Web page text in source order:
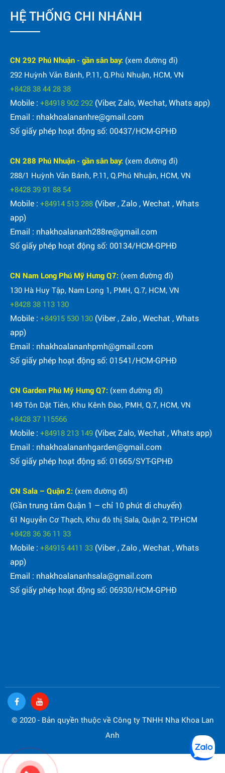
HỆ THỐNG CHI NHÁNH
CN 292 Phú Nhuận - gần sân bay: (xem đường đi)
292 Huỳnh Văn Bánh, P.11, Q.Phú Nhuận, HCM, VN
+8428 38 44 28 38
Mobile : +84918 902 292 (Viber, Zalo, Wechat, Whats app)
Email : nhakhoalananhre@gmail.com
Số giấy phép hoạt động số: 00437/HCM-GPHĐ
CN 288 Phú Nhuận - gần sân bay: (xem đường đi)
288/1 Huỳnh Văn Bánh, P.11, Q.Phú Nhuận, HCM, VN
+8428 39 91 88 54
Mobile : +84914 513 288 (Viber , Zalo , Wechat , Whats
app)
Email : nhakhoalananh288re@gmail.com
Số giấy phép hoạt động số: 00134/HCM-GPHĐ
CN Nam Long Phú Mỹ Hưng Q7: (xem đường đi)
130 Hà Huy Tập, Nam Long 1, PMH, Q.7, HCM, VN
+8428 38 113 130
Mobile : +84915 530 130 (Viber , Zalo , Wechat , Whats
app)
Email : nhakhoalananhpmh@gmail.com
Số giấy phép hoạt động số: 01541/HCM-GPHĐ
CN Garden Phú Mỹ Hưng Q7: (xem đường đi)
149 Tôn Dật Tiên, Khu Kênh Đào, PMH, Q.7, HCM, VN
+8428 37 115566
Mobile : +84918 213 149 (Viber, Zalo, Wechat , Whats app)
Email : nhakhoalananhgarden@gmail.com
Số giấy phép hoạt động số: 01665/SYT-GPHĐ
CN Sala – Quận 2: (xem đường đi)
(Gần trung tâm Quận 1 – chỉ 10 phút di chuyển)
61 Nguyễn Cơ Thạch, Khu đô thị Sala, Quận 2, TP.HCM
+8428 36 36 11 33
Mobile : +84915 4411 33 (Viber , Zalo , Wechat , Whats
app)
Email : nhakhoalananhsala@gmail.com
Số giấy phép hoạt động số: 06930/HCM-GPHĐ
© 2020 - Bản quyền thuộc về Công ty TNHH Nha Khoa Lan
Anh